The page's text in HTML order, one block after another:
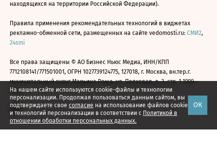
На нашем сайте используются cookie-файлы и технологии
персонализации. Продолжая пользоваться данным сайтом, вы
подтверждаете свое согласие на использование файлов cookie
и технологий персонализации в соответствии с Политикой в
отношении обработки персональных данных.
ОК
находящихся на территории Российской Федерации).
Правила применения рекомендательных технологий в виджетах
рекламно-обменной сети, размещенных на сайте vedomosti.ru: СМИ2,
24smi
Все права защищены © АО Бизнес Ньюс Медиа, ИНН/КПП
7712108141/771501001, ОГРН 1027739124775, 127018, г. Москва, вн.тер.г.
муниципальный округ Марьина Роща, ул. Полковая, д. 3, стр. 1 1999—
2026